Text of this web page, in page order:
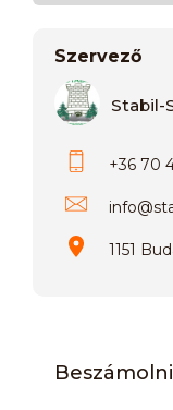
Szervező
Stabil-
+36 70
info@
1151